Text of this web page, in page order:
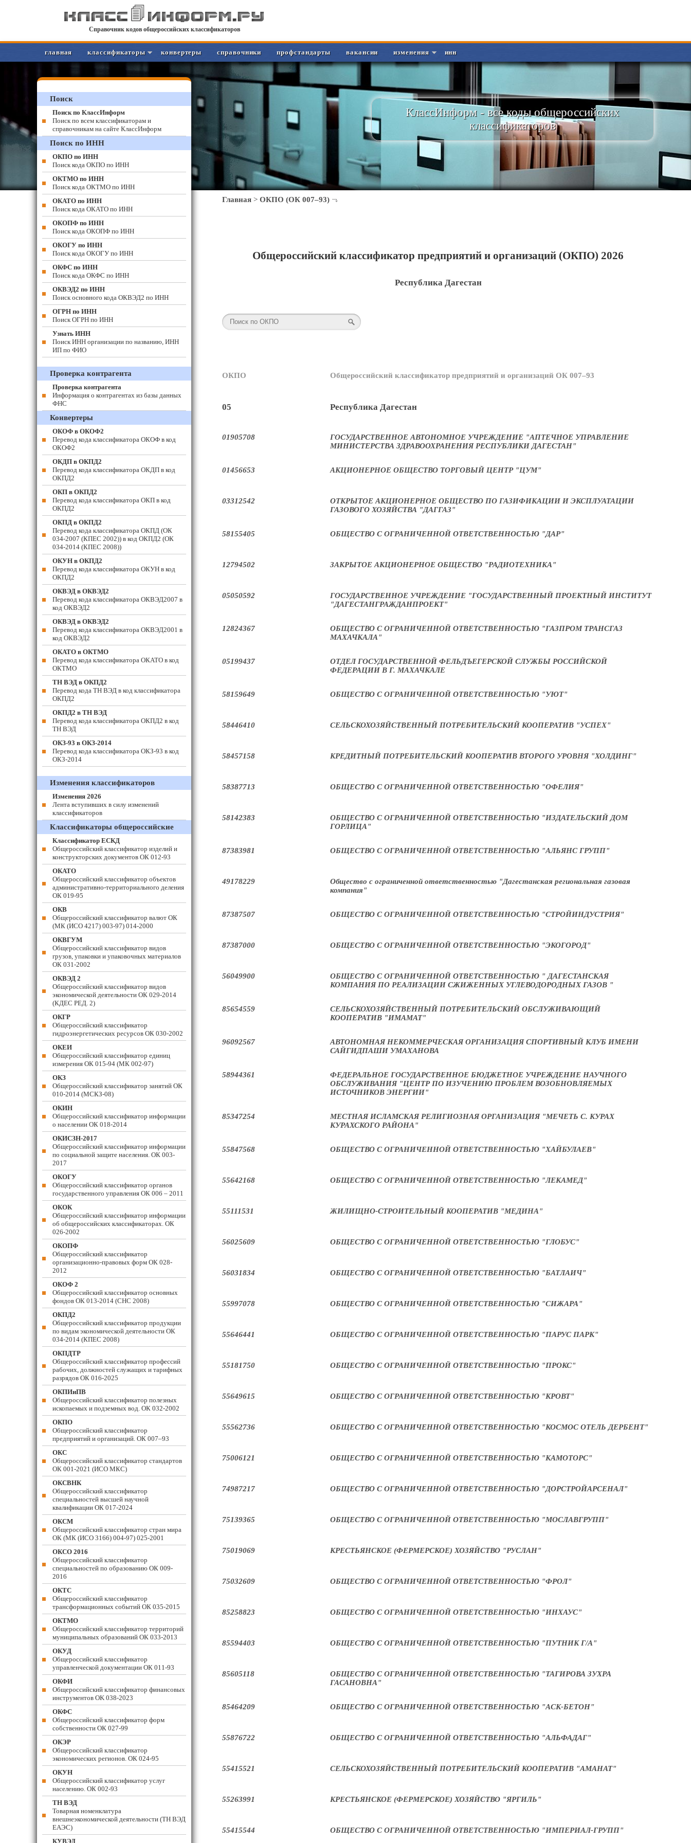
Справочник кодов общероссийских классификаторов
главная классификаторы конвертеры справочники профстандарты вакансии изменения инн
КлассИнформ - все коды общероссийских
классификаторов
Главная > ОКПО (ОК 007–93)
Общероссийский классификатор предприятий и организаций (ОКПО) 2026
Республика Дагестан
ОКПО Общероссийский классификатор предприятий и организаций ОК 007–93
05 Республика Дагестан
01905708
ГОСУДАРСТВЕННОЕ АВТОНОМНОЕ УЧРЕЖДЕНИЕ "АПТЕЧНОЕ УПРАВЛЕНИЕ
МИНИСТЕРСТВА ЗДРАВООХРАНЕНИЯ РЕСПУБЛИКИ ДАГЕСТАН"
01456653 АКЦИОНЕРНОЕ ОБЩЕСТВО ТОРГОВЫЙ ЦЕНТР "ЦУМ"
03312542
ОТКРЫТОЕ АКЦИОНЕРНОЕ ОБЩЕСТВО ПО ГАЗИФИКАЦИИ И ЭКСПЛУАТАЦИИ
ГАЗОВОГО ХОЗЯЙСТВА "ДАГГАЗ"
58155405 ОБЩЕСТВО С ОГРАНИЧЕННОЙ ОТВЕТСТВЕННОСТЬЮ "ДАР"
12794502 ЗАКРЫТОЕ АКЦИОНЕРНОЕ ОБЩЕСТВО "РАДИОТЕХНИКА"
05050592
ГОСУДАРСТВЕННОЕ УЧРЕЖДЕНИЕ "ГОСУДАРСТВЕННЫЙ ПРОЕКТНЫЙ ИНСТИТУТ
"ДАГЕСТАНГРАЖДАНПРОЕКТ"
12824367
ОБЩЕСТВО С ОГРАНИЧЕННОЙ ОТВЕТСТВЕННОСТЬЮ "ГАЗПРОМ ТРАНСГАЗ
МАХАЧКАЛА"
05199437
ОТДЕЛ ГОСУДАРСТВЕННОЙ ФЕЛЬДЪЕГЕРСКОЙ СЛУЖБЫ РОССИЙСКОЙ
ФЕДЕРАЦИИ В Г. МАХАЧКАЛЕ
58159649 ОБЩЕСТВО С ОГРАНИЧЕННОЙ ОТВЕТСТВЕННОСТЬЮ "УЮТ"
58446410 СЕЛЬСКОХОЗЯЙСТВЕННЫЙ ПОТРЕБИТЕЛЬСКИЙ КООПЕРАТИВ "УСПЕХ"
58457158 КРЕДИТНЫЙ ПОТРЕБИТЕЛЬСКИЙ КООПЕРАТИВ ВТОРОГО УРОВНЯ "ХОЛДИНГ"
58387713 ОБЩЕСТВО С ОГРАНИЧЕННОЙ ОТВЕТСТВЕННОСТЬЮ "ОФЕЛИЯ"
58142383
ОБЩЕСТВО С ОГРАНИЧЕННОЙ ОТВЕТСТВЕННОСТЬЮ "ИЗДАТЕЛЬСКИЙ ДОМ
ГОРЛИЦА"
87383981 ОБЩЕСТВО С ОГРАНИЧЕННОЙ ОТВЕТСТВЕННОСТЬЮ "АЛЬЯНС ГРУПП"
49178229
Общество с ограниченной ответственностью "Дагестанская региональная газовая
компания"
87387507 ОБЩЕСТВО С ОГРАНИЧЕННОЙ ОТВЕТСТВЕННОСТЬЮ "СТРОЙИНДУСТРИЯ"
87387000 ОБЩЕСТВО С ОГРАНИЧЕННОЙ ОТВЕТСТВЕННОСТЬЮ "ЭКОГОРОД"
56049900
ОБЩЕСТВО С ОГРАНИЧЕННОЙ ОТВЕТСТВЕННОСТЬЮ " ДАГЕСТАНСКАЯ
КОМПАНИЯ ПО РЕАЛИЗАЦИИ СЖИЖЕННЫХ УГЛЕВОДОРОДНЫХ ГАЗОВ "
85654559
СЕЛЬСКОХОЗЯЙСТВЕННЫЙ ПОТРЕБИТЕЛЬСКИЙ ОБСЛУЖИВАЮЩИЙ
КООПЕРАТИВ "ИМАМАТ"
96092567
АВТОНОМНАЯ НЕКОММЕРЧЕСКАЯ ОРГАНИЗАЦИЯ СПОРТИВНЫЙ КЛУБ ИМЕНИ
САЙГИДПАШИ УМАХАНОВА
58944361
ФЕДЕРАЛЬНОЕ ГОСУДАРСТВЕННОЕ БЮДЖЕТНОЕ УЧРЕЖДЕНИЕ НАУЧНОГО
ОБСЛУЖИВАНИЯ "ЦЕНТР ПО ИЗУЧЕНИЮ ПРОБЛЕМ ВОЗОБНОВЛЯЕМЫХ
ИСТОЧНИКОВ ЭНЕРГИИ"
85347254
МЕСТНАЯ ИСЛАМСКАЯ РЕЛИГИОЗНАЯ ОРГАНИЗАЦИЯ "МЕЧЕТЬ С. КУРАХ
КУРАХСКОГО РАЙОНА"
55847568 ОБЩЕСТВО С ОГРАНИЧЕННОЙ ОТВЕТСТВЕННОСТЬЮ "ХАЙБУЛАЕВ"
55642168 ОБЩЕСТВО С ОГРАНИЧЕННОЙ ОТВЕТСТВЕННОСТЬЮ "ЛЕКАМЕД"
55111531 ЖИЛИЩНО-СТРОИТЕЛЬНЫЙ КООПЕРАТИВ "МЕДИНА"
56025609 ОБЩЕСТВО С ОГРАНИЧЕННОЙ ОТВЕТСТВЕННОСТЬЮ "ГЛОБУС"
56031834 ОБЩЕСТВО С ОГРАНИЧЕННОЙ ОТВЕТСТВЕННОСТЬЮ "БАТЛАИЧ"
55997078 ОБЩЕСТВО С ОГРАНИЧЕННОЙ ОТВЕТСТВЕННОСТЬЮ "СИЖАРА"
55646441 ОБЩЕСТВО С ОГРАНИЧЕННОЙ ОТВЕТСТВЕННОСТЬЮ "ПАРУС ПАРК"
55181750 ОБЩЕСТВО С ОГРАНИЧЕННОЙ ОТВЕТСТВЕННОСТЬЮ "ПРОКС"
55649615 ОБЩЕСТВО С ОГРАНИЧЕННОЙ ОТВЕТСТВЕННОСТЬЮ "КРОВТ"
55562736 ОБЩЕСТВО С ОГРАНИЧЕННОЙ ОТВЕТСТВЕННОСТЬЮ "КОСМОС ОТЕЛЬ ДЕРБЕНТ"
75006121 ОБЩЕСТВО С ОГРАНИЧЕННОЙ ОТВЕТСТВЕННОСТЬЮ "КАМОТОРС"
74987217 ОБЩЕСТВО С ОГРАНИЧЕННОЙ ОТВЕТСТВЕННОСТЬЮ "ДОРСТРОЙАРСЕНАЛ"
75139365 ОБЩЕСТВО С ОГРАНИЧЕННОЙ ОТВЕТСТВЕННОСТЬЮ "МОСЛАВГРУПП"
75019069 КРЕСТЬЯНСКОЕ (ФЕРМЕРСКОЕ) ХОЗЯЙСТВО "РУСЛАН"
75032609 ОБЩЕСТВО С ОГРАНИЧЕННОЙ ОТВЕТСТВЕННОСТЬЮ "ФРОЛ"
85258823 ОБЩЕСТВО С ОГРАНИЧЕННОЙ ОТВЕТСТВЕННОСТЬЮ "ИНХАУС"
85594403 ОБЩЕСТВО С ОГРАНИЧЕННОЙ ОТВЕТСТВЕННОСТЬЮ "ПУТНИК Г/А"
85605118
ОБЩЕСТВО С ОГРАНИЧЕННОЙ ОТВЕТСТВЕННОСТЬЮ "ТАГИРОВА ЗУХРА
ГАСАНОВНА"
85464209 ОБЩЕСТВО С ОГРАНИЧЕННОЙ ОТВЕТСТВЕННОСТЬЮ "АСК-БЕТОН"
55876722 ОБЩЕСТВО С ОГРАНИЧЕННОЙ ОТВЕТСТВЕННОСТЬЮ "АЛЬФАДАГ"
55415521 СЕЛЬСКОХОЗЯЙСТВЕННЫЙ ПОТРЕБИТЕЛЬСКИЙ КООПЕРАТИВ "АМАНАТ"
55263991 КРЕСТЬЯНСКОЕ (ФЕРМЕРСКОЕ) ХОЗЯЙСТВО "ЯРГИЛЬ"
55415544 ОБЩЕСТВО С ОГРАНИЧЕННОЙ ОТВЕТСТВЕННОСТЬЮ "ИМПЕРИАЛ-ГРУПП"
Поиск
Поиск по КлассИнформ
Поиск по всем классификаторам и
справочникам на сайте КлассИнформ
Поиск по ИНН
ОКПО по ИНН
Поиск кода ОКПО по ИНН
ОКТМО по ИНН
Поиск кода ОКТМО по ИНН
ОКАТО по ИНН
Поиск кода ОКАТО по ИНН
ОКОПФ по ИНН
Поиск кода ОКОПФ по ИНН
ОКОГУ по ИНН
Поиск кода ОКОГУ по ИНН
ОКФС по ИНН
Поиск кода ОКФС по ИНН
ОКВЭД2 по ИНН
Поиск основного кода ОКВЭД2 по ИНН
ОГРН по ИНН
Поиск ОГРН по ИНН
Узнать ИНН
Поиск ИНН организации по названию, ИНН
ИП по ФИО
Проверка контрагента
Проверка контрагента
Информация о контрагентах из базы данных
ФНС
Конвертеры
ОКОФ в ОКОФ2
Перевод кода классификатора ОКОФ в код
ОКОФ2
ОКДП в ОКПД2
Перевод кода классификатора ОКДП в код
ОКПД2
ОКП в ОКПД2
Перевод кода классификатора ОКП в код
ОКПД2
ОКПД в ОКПД2
Перевод кода классификатора ОКПД (ОК
034-2007 (КПЕС 2002)) в код ОКПД2 (ОК
034-2014 (КПЕС 2008))
ОКУН в ОКПД2
Перевод кода классификатора ОКУН в код
ОКПД2
ОКВЭД в ОКВЭД2
Перевод кода классификатора ОКВЭД2007 в
код ОКВЭД2
ОКВЭД в ОКВЭД2
Перевод кода классификатора ОКВЭД2001 в
код ОКВЭД2
ОКАТО в ОКТМО
Перевод кода классификатора ОКАТО в код
ОКТМО
ТН ВЭД в ОКПД2
Перевод кода ТН ВЭД в код классификатора
ОКПД2
ОКПД2 в ТН ВЭД
Перевод кода классификатора ОКПД2 в код
ТН ВЭД
ОКЗ-93 в ОКЗ-2014
Перевод кода классификатора ОКЗ-93 в код
ОКЗ-2014
Изменения классификаторов
Изменения 2026
Лента вступивших в силу изменений
классификаторов
Классификаторы общероссийские
Классификатор ЕСКД
Общероссийский классификатор изделий и
конструкторских документов ОК 012-93
ОКАТО
Общероссийский классификатор объектов
административно-территориального деления
ОК 019-95
ОКВ
Общероссийский классификатор валют ОК
(МК (ИСО 4217) 003-97) 014-2000
ОКВГУМ
Общероссийский классификатор видов
грузов, упаковки и упаковочных материалов
ОК 031-2002
ОКВЭД 2
Общероссийский классификатор видов
экономической деятельности ОК 029-2014
(КДЕС РЕД. 2)
ОКГР
Общероссийский классификатор
гидроэнергетических ресурсов ОК 030-2002
ОКЕИ
Общероссийский классификатор единиц
измерения ОК 015-94 (МК 002-97)
ОКЗ
Общероссийский классификатор занятий ОК
010-2014 (МСКЗ-08)
ОКИН
Общероссийский классификатор информации
о населении ОК 018-2014
ОКИСЗН-2017
Общероссийский классификатор информации
по социальной защите населения. ОК 003-
2017
ОКОГУ
Общероссийский классификатор органов
государственного управления ОК 006 – 2011
ОКОК
Общероссийский классификатор информации
об общероссийских классификаторах. ОК
026-2002
ОКОПФ
Общероссийский классификатор
организационно-правовых форм ОК 028-
2012
ОКОФ 2
Общероссийский классификатор основных
фондов ОК 013-2014 (СНС 2008)
ОКПД2
Общероссийский классификатор продукции
по видам экономической деятельности ОК
034-2014 (КПЕС 2008)
ОКПДТР
Общероссийский классификатор профессий
рабочих, должностей служащих и тарифных
разрядов ОК 016-2025
ОКПИиПВ
Общероссийский классификатор полезных
ископаемых и подземных вод. ОК 032-2002
ОКПО
Общероссийский классификатор
предприятий и организаций. ОК 007–93
ОКС
Общероссийский классификатор стандартов
ОК 001-2021 (ИСО МКС)
ОКСВНК
Общероссийский классификатор
специальностей высшей научной
квалификации ОК 017-2024
ОКСМ
Общероссийский классификатор стран мира
ОК (МК (ИСО 3166) 004-97) 025-2001
ОКСО 2016
Общероссийский классификатор
специальностей по образованию ОК 009-
2016
ОКТС
Общероссийский классификатор
трансформационных событий ОК 035-2015
ОКТМО
Общероссийский классификатор территорий
муниципальных образований ОК 033-2013
ОКУД
Общероссийский классификатор
управленческой документации ОК 011-93
ОКФИ
Общероссийский классификатор финансовых
инструментов OK 038-2023
ОКФС
Общероссийский классификатор форм
собственности ОК 027-99
ОКЭР
Общероссийский классификатор
экономических регионов. ОК 024-95
ОКУН
Общероссийский классификатор услуг
населению. ОК 002-93
ТН ВЭД
Товарная номенклатура
внешнеэкономической деятельности (ТН ВЭД
ЕАЭС)
КУВЭД